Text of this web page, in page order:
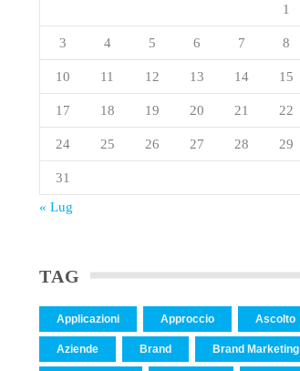
1
3 4 5 6 7 8
10 11 12 13 14 15
17 18 19 20 21 22
24 25 26 27 28 29
31
« Lug
TAG
Applicazioni Approccio Ascolto
Aziende Brand Brand Marketing